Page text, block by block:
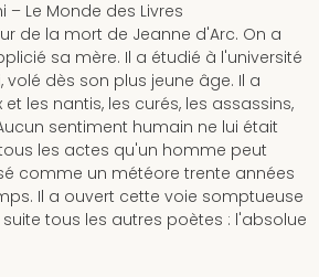
– Le Monde des Livres
de la mort de Jeanne d'Arc. On a
sa mère. Il a étudié à l'université
volé dès son plus jeune âge. Il a
les nantis, les curés, les assassins,
sentiment humain ne lui était
les actes qu'un homme peut
comme un météore trente années
Il a ouvert cette voie somptueuse
tous les autres poètes : l'absolue